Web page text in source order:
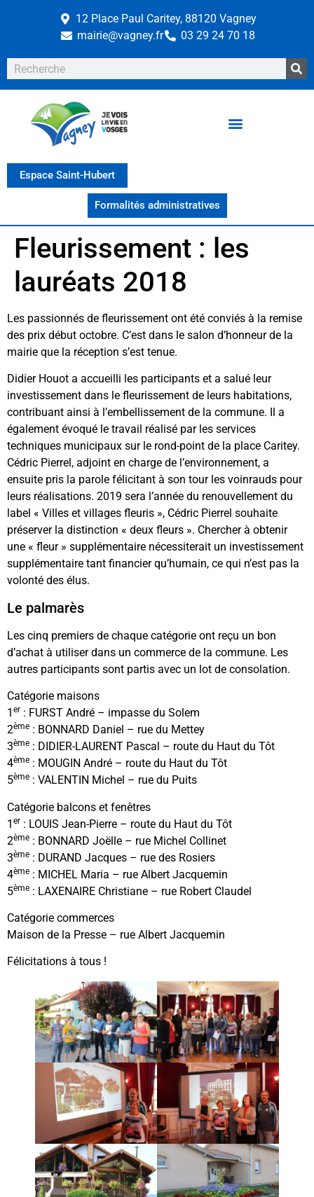
12 Place Paul Caritey, 88120 Vagney
mairie@vagney.fr
03 29 24 70 18
Espace Saint-Hubert
Formalités administratives
Fleurissement : les
lauréats 2018
Les passionnés de fleurissement ont été conviés à la remise
des prix début octobre. C’est dans le salon d’honneur de la
mairie que la réception s’est tenue.
Didier Houot a accueilli les participants et a salué leur
investissement dans le fleurissement de leurs habitations,
contribuant ainsi à l’embellissement de la commune. Il a
également évoqué le travail réalisé par les services
techniques municipaux sur le rond-point de la place Caritey.
Cédric Pierrel, adjoint en charge de l’environnement, a
ensuite pris la parole félicitant à son tour les voinrauds pour
leurs réalisations. 2019 sera l’année du renouvellement du
label « Villes et villages fleuris », Cédric Pierrel souhaite
préserver la distinction « deux fleurs ». Chercher à obtenir
une « fleur » supplémentaire nécessiterait un investissement
supplémentaire tant financier qu’humain, ce qui n’est pas la
volonté des élus.
Le palmarès
Les cinq premiers de chaque catégorie ont reçu un bon
d’achat à utiliser dans un commerce de la commune. Les
autres participants sont partis avec un lot de consolation.
Catégorie maisons
1 er : FURST André – impasse du Solem
2ème : BONNARD Daniel – rue du Mettey
3ème : DIDIER-LAURENT Pascal – route du Haut du Tôt
4ème : MOUGIN André – route du Haut du Tôt
5ème : VALENTIN Michel – rue du Puits
Catégorie balcons et fenêtres
1 er : LOUIS Jean-Pierre – route du Haut du Tôt
2ème : BONNARD Joëlle – rue Michel Collinet
3ème : DURAND Jacques – rue des Rosiers
4ème : MICHEL Maria – rue Albert Jacquemin
5ème : LAXENAIRE Christiane – rue Robert Claudel
Catégorie commerces
Maison de la Presse – rue Albert Jacquemin
Félicitations à tous !